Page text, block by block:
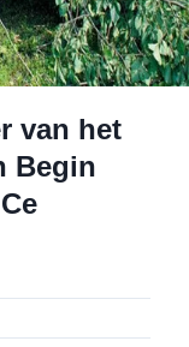
van het
Begin